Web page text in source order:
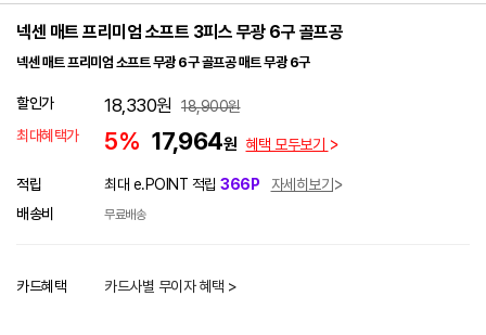
넥센 매트 프리미엄 소프트 3피스 무광 6구 골프공
넥센 매트 프리미엄 소프트 무광 6구 골프공 매트 무광 6구
할인가 18,330원 18,900원
최대혜택가
5% 17,964원 혜택 모두보기
적립 최대 e.POINT 적립 366P
자세히보기
배송비
무료배송
카드혜택 카드사별 무이자 혜택 >